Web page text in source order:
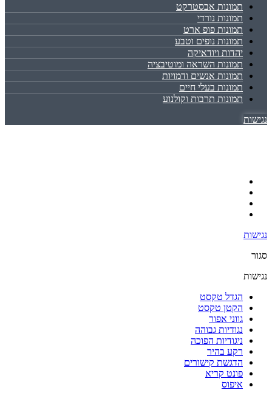
תמונות אבסטרקט
תמונות נורדי
תמונות פופ ארט
תמונות נופים וטבע
יהדות ויודאיקה
תמונות השראה ומוטיבציה
תמונות אנשים ודמויות
תמונות בעלי חיים
תמונות תרבות וקולנוע
נגישות
נגישות
סגור
נגישות
הגדל טקסט
הקטן טקסט
גווני אפור
נגודיות גבוהה
ניגודיות הפוכה
רקע בהיר
הדגשת קישורים
פונט קריא
איפוס